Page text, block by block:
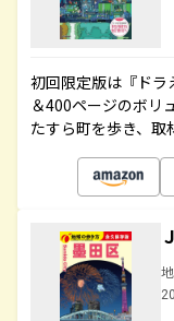
初回限定版は『ド
＆400ページのボリ
たすら町を歩き、取